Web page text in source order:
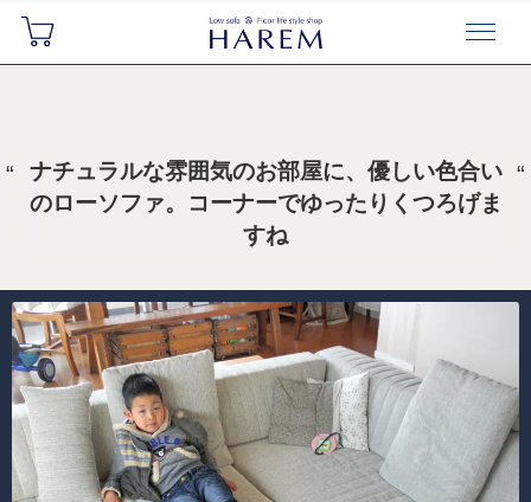
ナチュラルな雰囲気のお部屋に、優しい色合い
のローソファ。コーナーでゆったりくつろげま
すね